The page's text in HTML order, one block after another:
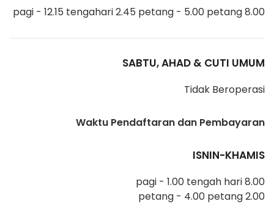
8.00 pagi - 12.15 tengahari 2.45 petang - 5.00 petang
SABTU, AHAD & CUTI UMUM
Tidak Beroperasi
Waktu Pendaftaran dan Pembayaran
ISNIN-KHAMIS
8.00 pagi - 1.00 tengah hari
2.00 petang - 4.00 petang